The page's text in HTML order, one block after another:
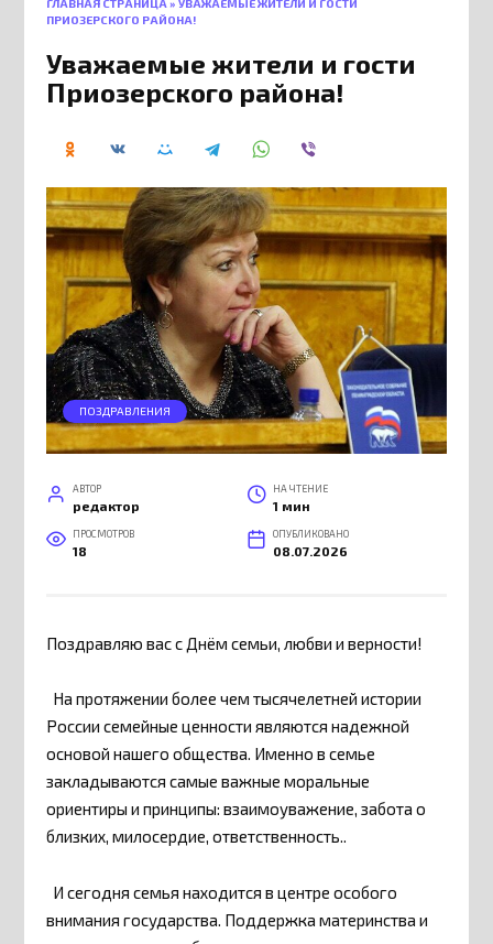
ГЛАВНАЯ СТРАНИЦА »УВАЖАЕМЫЕ ЖИТЕЛИ И ГОСТИ
ПРИОЗЕРСКОГО РАЙОНА!
Уважаемые жители и гости
Приозерского района!
ПОЗДРАВЛЕНИЯ
АВТОР
редактор
НА ЧТЕНИЕ
1 мин
ПРОСМОТРОВ
18
ОПУБЛИКОВАНО
08.07.2026
Поздравляю вас с Днём семьи, любви и верности!
На протяжении более чем тысячелетней истории
России семейные ценности являются надежной
основой нашего общества. Именно в семье
закладываются самые важные моральные
ориентиры и принципы: взаимоуважение, забота о
близких, милосердие, ответственность..
И сегодня семья находится в центре особого
внимания государства. Поддержка материнства и